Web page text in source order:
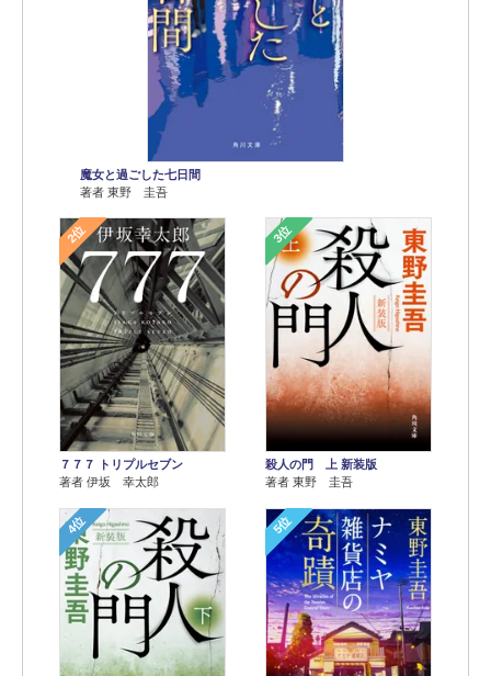
魔女と過ごした七日間
著者 東野 圭吾
2位
７７７ トリプルセブン
著者 伊坂 幸太郎
3位
殺人の門 上 新装版
著者 東野 圭吾
4位 5位